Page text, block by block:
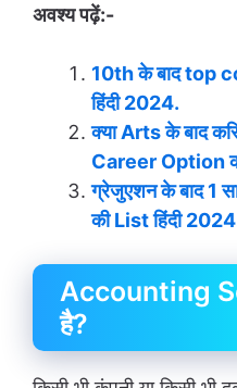
अवश्य पढ़ें:-
10th के बाद top
हिंदी 2024.
क्या Arts के बाद
Career Option
ग्रेजुएशन के बाद 1
की List हिंदी
Accounting
है?